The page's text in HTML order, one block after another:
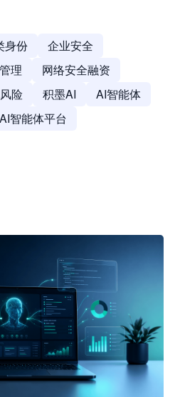
身份
企业安全
理
网络安全融资
险 积墨AI
AI智能体
智能体平台